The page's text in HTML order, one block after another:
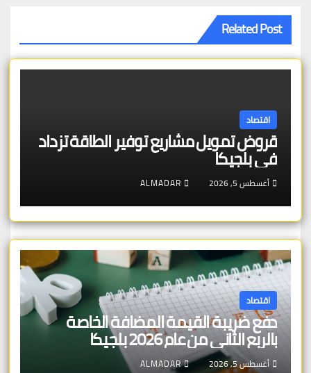
Related Post
اقتصاد
قروض تمويل مشاريع توفير الطاقة تزداد
في بلجيكا
أغسطس 5, 2026 ALMADAR
اقتصاد
دفع ضريبة القيمة المضافة الخاصة
بالربع الثاني من عام 2026 بلجيكا
أغسطس 5, 2026 ALMADAR